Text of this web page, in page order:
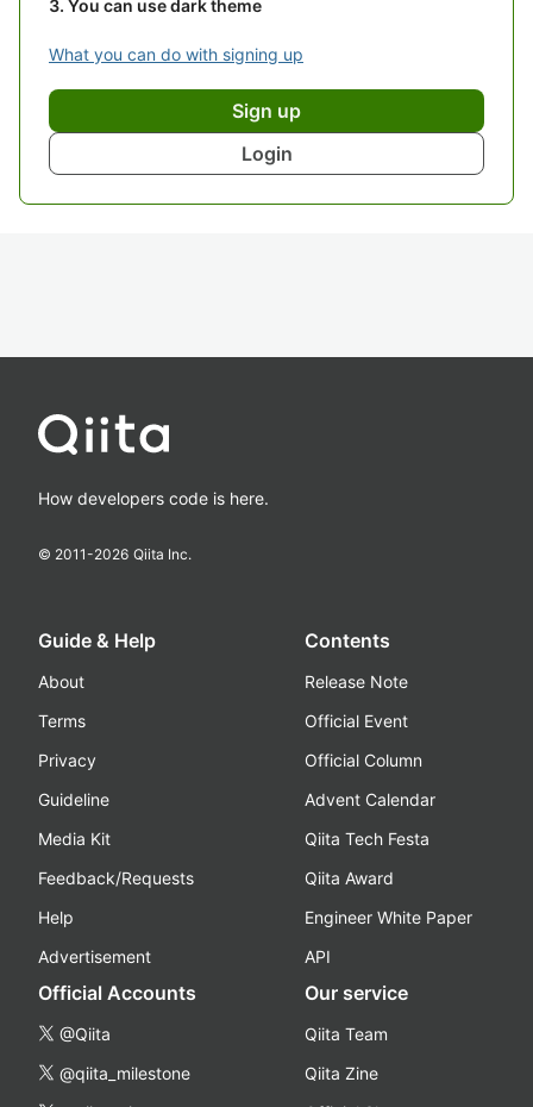
You can use dark theme
What you can do with signing up
Sign up
Login
How developers code is here.
© 2011-2026 Qiita Inc.
Guide & Help
About
Terms
Privacy
Guideline
Media Kit
Feedback/Requests
Help
Advertisement
Contents
Release Note
Official Event
Official Column
Advent Calendar
Qiita Tech Festa
Qiita Award
Engineer White Paper
API
Official Accounts
@Qiita
@qiita_milestone
Our service
Qiita Team
Qiita Zine